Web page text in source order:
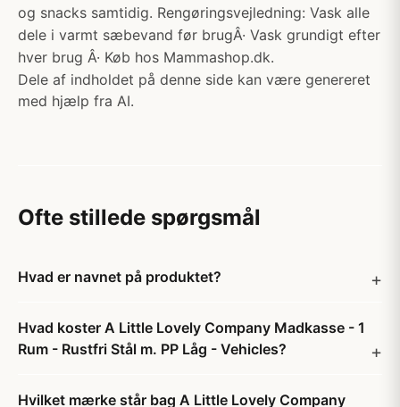
og snacks samtidig. Rengøringsvejledning: Vask alle
dele i varmt sæbevand før brugÂ· Vask grundigt efter
hver brug Â· Køb hos Mammashop.dk.
Dele af indholdet på denne side kan være genereret
med hjælp fra AI.
Ofte stillede spørgsmål
Hvad er navnet på produktet?
Hvad koster A Little Lovely Company Madkasse - 1
Rum - Rustfri Stål m. PP Låg - Vehicles?
Hvilket mærke står bag A Little Lovely Company